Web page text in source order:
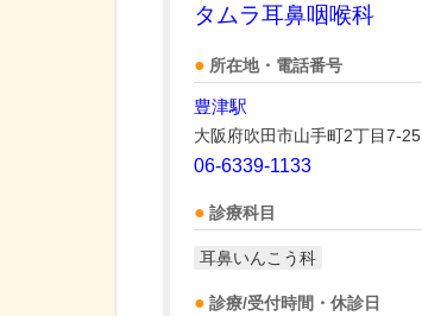
タムラ耳鼻咽喉科
所在地・電話番号
豊津駅
大阪府吹田市山手町2丁目7-25
06-6339-1133
診療科目
耳鼻いんこう科
診療/受付時間・休診日